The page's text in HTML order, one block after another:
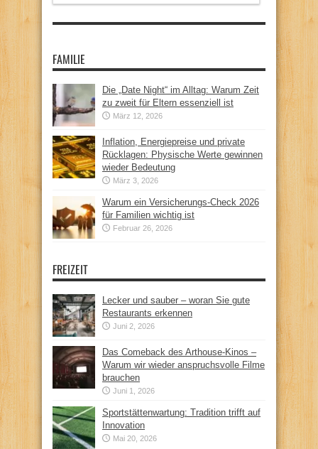
FAMILIE
Die „Date Night“ im Alltag: Warum Zeit
zu zweit für Eltern essenziell ist
März 12, 2026
Inflation, Energiepreise und private
Rücklagen: Physische Werte gewinnen
wieder Bedeutung
März 3, 2026
Warum ein Versicherungs-Check 2026
für Familien wichtig ist
Februar 26, 2026
FREIZEIT
Lecker und sauber – woran Sie gute
Restaurants erkennen
Juni 2, 2026
Das Comeback des Arthouse-Kinos –
Warum wir wieder anspruchsvolle Filme
brauchen
Juni 1, 2026
Sportstättenwartung: Tradition trifft auf
Innovation
Mai 20, 2026